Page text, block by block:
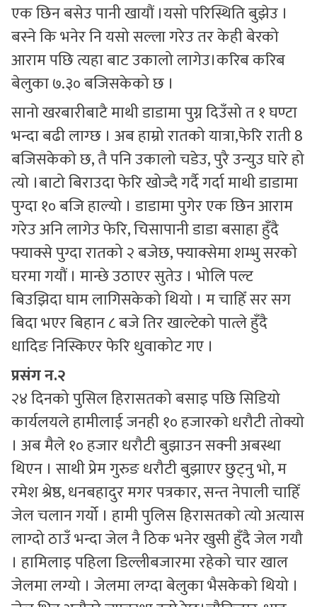
एक छिन बसेउ पानी खायौं ।यसो परिस्थिति बुझेउ ।
बस्ने कि भनेर नि यसो सल्ला गरेउ तर केही बेरको
आराम पछि त्यहा बाट उकालो लागेउ।करिब करिब
बेलुका ७.३० बजिसकेको छ ।
सानो खरबारीबाटै माथी डाडामा पुग्न दिउँसो त १ घण्टा
भन्दा बढी लाग्छ । अब हाम्रो रातको यात्रा,फेरि राती 8
बजिसकेको छ, तै पनि उकालो चडेउ, पुरै उन्युउ घारे हो
त्यो ।बाटो बिराउदा फेरि खोज्दै गर्दै गर्दा माथी डाडामा
पुग्दा १० बजि हाल्यो । डाडामा पुगेर एक छिन आराम
गरेउ अनि लागेउ फेरि, चिसापानी डाडा बसाहा हुँदै
फ्याक्से पुग्दा रातको २ बजेछ, फ्याक्सेमा शम्भु सरको
घरमा गयौं । मान्छे उठाएर सुतेउ । भोलि पल्ट
बिउझिदा घाम लागिसकेको थियो । म चाहिँ सर सग
बिदा भएर बिहान ८ बजे तिर खाल्टेको पात्ले हुँदै
धादिङ निस्किएर फेरि धुवाकोट गए ।
प्रसंग न.२
२४ दिनको पुसिल हिरासतको बसाइ पछि सिडियो
कार्यलयले हामीलाई जनही १० हजारको धरौटी तोक्यो
। अब मैले १० हजार धरौटी बुझाउन सक्नी अबस्था
थिएन । साथी प्रेम गुरुङ धरौटी बुझाएर छुट्नु भो, म
रमेश श्रेष्ठ, धनबहादुर मगर पत्रकार, सन्त नेपाली चाहिँ
जेल चलान गर्यो । हामी पुलिस हिरासतको त्यो अत्यास
लाग्दो ठाउँ भन्दा जेल नै ठिक भनेर खुसी हुँदै जेल गयौ
। हामिलाइ पहिला डिल्लीबजारमा रहेको चार खाल
जेलमा लग्यो । जेलमा लग्दा बेलुका भैसकेको थियो ।